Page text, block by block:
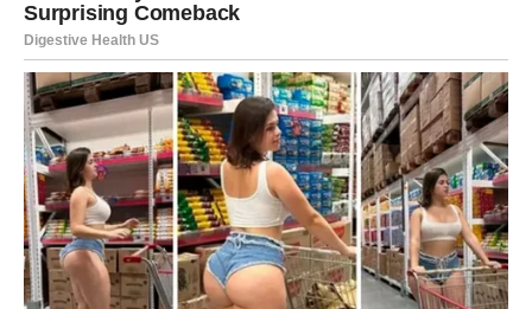
priliku, zadatak koji je veći od onoga na šta si navikao – ali
baš zato i dolazi nagrada.
Moguće je:
unapređenje ili nova pozicija,
ponuda za saradnju,
finansijski priliv (bonus, isplata, nagrada),